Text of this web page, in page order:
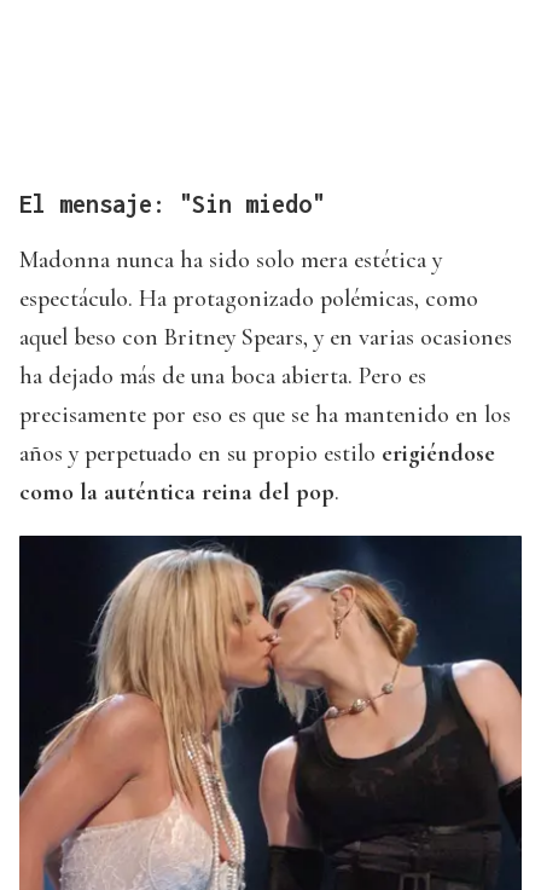
El mensaje: "Sin miedo"
Madonna nunca ha sido solo mera estética y
espectáculo. Ha protagonizado polémicas, como
aquel beso con Britney Spears, y en varias ocasiones
ha dejado más de una boca abierta. Pero es
precisamente por eso es que se ha mantenido en los
años y perpetuado en su propio estilo erigiéndose
como la auténtica reina del pop.